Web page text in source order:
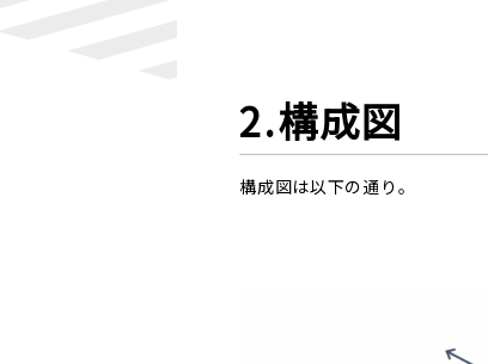
2.構成図
構成図は以下の通り。